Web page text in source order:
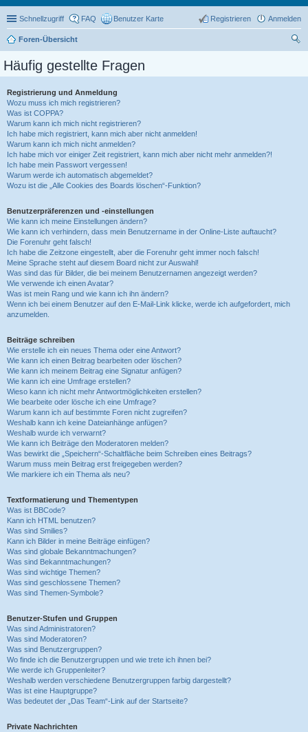
Schnellzugriff FAQ Benutzer Karte Anmelden
Registrieren
Foren-Übersicht
Häufig gestellte Fragen
Registrierung und Anmeldung
Wozu muss ich mich registrieren?
Was ist COPPA?
Warum kann ich mich nicht registrieren?
Ich habe mich registriert, kann mich aber nicht anmelden!
Warum kann ich mich nicht anmelden?
Ich habe mich vor einiger Zeit registriert, kann mich aber nicht mehr anmelden?!
Ich habe mein Passwort vergessen!
Warum werde ich automatisch abgemeldet?
Wozu ist die „Alle Cookies des Boards löschen“-Funktion?
Benutzerpräferenzen und -einstellungen
Wie kann ich meine Einstellungen ändern?
Wie kann ich verhindern, dass mein Benutzername in der Online-Liste auftaucht?
Die Forenuhr geht falsch!
Ich habe die Zeitzone eingestellt, aber die Forenuhr geht immer noch falsch!
Meine Sprache steht auf diesem Board nicht zur Auswahl!
Was sind das für Bilder, die bei meinem Benutzernamen angezeigt werden?
Wie verwende ich einen Avatar?
Was ist mein Rang und wie kann ich ihn ändern?
Wenn ich bei einem Benutzer auf den E-Mail-Link klicke, werde ich aufgefordert, mich
anzumelden.
Beiträge schreiben
Wie erstelle ich ein neues Thema oder eine Antwort?
Wie kann ich einen Beitrag bearbeiten oder löschen?
Wie kann ich meinem Beitrag eine Signatur anfügen?
Wie kann ich eine Umfrage erstellen?
Wieso kann ich nicht mehr Antwortmöglichkeiten erstellen?
Wie bearbeite oder lösche ich eine Umfrage?
Warum kann ich auf bestimmte Foren nicht zugreifen?
Weshalb kann ich keine Dateianhänge anfügen?
Weshalb wurde ich verwarnt?
Wie kann ich Beiträge den Moderatoren melden?
Was bewirkt die „Speichern“-Schaltfläche beim Schreiben eines Beitrags?
Warum muss mein Beitrag erst freigegeben werden?
Wie markiere ich ein Thema als neu?
Textformatierung und Thementypen
Was ist BBCode?
Kann ich HTML benutzen?
Was sind Smilies?
Kann ich Bilder in meine Beiträge einfügen?
Was sind globale Bekanntmachungen?
Was sind Bekanntmachungen?
Was sind wichtige Themen?
Was sind geschlossene Themen?
Was sind Themen-Symbole?
Benutzer-Stufen und Gruppen
Was sind Administratoren?
Was sind Moderatoren?
Was sind Benutzergruppen?
Wo finde ich die Benutzergruppen und wie trete ich ihnen bei?
Wie werde ich Gruppenleiter?
Weshalb werden verschiedene Benutzergruppen farbig dargestellt?
Was ist eine Hauptgruppe?
Was bedeutet der „Das Team“-Link auf der Startseite?
Private Nachrichten